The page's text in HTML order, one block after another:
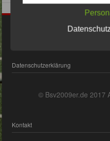
Datenschutzerklärung
© Bsv2009er.de 2017
Kontakt